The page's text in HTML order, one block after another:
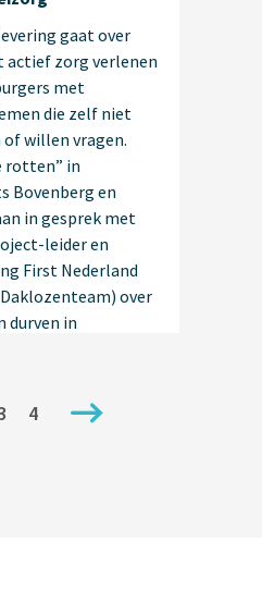
gaat over
actief zorg verlenen
met
die zelf niet
willen vragen.
rotten” in
Bovenberg en
in gesprek met
leider en
First Nederland
over
durven in
4